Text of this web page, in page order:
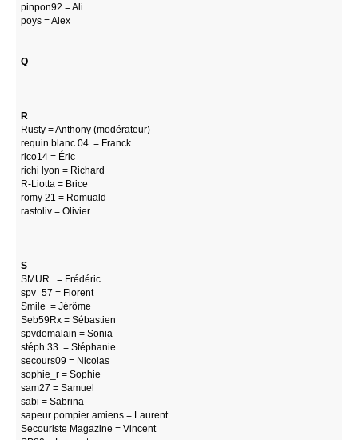
pinpon92 = Ali
poys = Alex
Q
R
Rusty = Anthony (modérateur)
requin blanc 04 = Franck
rico14 = Éric
richi lyon = Richard
R-Liotta = Brice
romy 21 = Romuald
rastoliv = Olivier
S
SMUR = Frédéric
spv_57 = Florent
Smile = Jérôme
Seb59Rx = Sébastien
spvdomalain = Sonia
stéph 33 = Stéphanie
secours09 = Nicolas
sophie_r = Sophie
sam27 = Samuel
sabi = Sabrina
sapeur pompier amiens = Laurent
Secouriste Magazine = Vincent